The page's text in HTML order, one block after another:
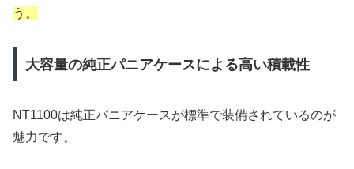
う。
大容量の純正パニアケースによる高い積載性
NT1100は純正パニアケースが標準で装備されているのが
魅力です。